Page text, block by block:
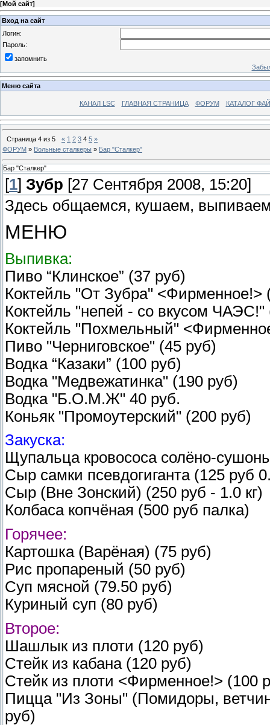
[Мой сайт]
Вход на сайт
Логин:
Пароль:
запомнить
Меню сайта
КАНАЛ LSC ГЛАВНАЯ СТРАНИЦА ФОРУМ КАТАЛОГ
Страница 4 из 5 « 1 2 3 4 5 »
ФОРУМ » Вольные сталкеры » Бар "Сталкер"
Бар "Сталкер"
[1] Зубр [27 Сентября 2008, 15:20]
Здесь общаемся, кушаем,
МЕНЮ
Выпивка:
Пиво “Клинское” (37 руб)
Коктейль "От Зубра" <Фирменное!>
Коктейль "непей - со вкусом ЧАЭС!"
Коктейль "Похмельный"
Пиво "Черниговское" (45 руб)
Водка “Казаки” (100 руб)
Водка "Медвежатинка" (190 руб)
Водка "Б.О.М.Ж" 40 руб.
Коньяк "Промоутерский" (200 руб)
Закуска:
Щупальца кровососа солёно-
Сыр самки псевдогиганта (125 руб
Сыр (Вне Зонский) (250 руб - 1.0 кг)
Колбаса копчёная (500 руб палка)
Горячее:
Картошка (Варёная) (75 руб)
Рис пропареный (50 руб)
Суп мясной (79.50 руб)
Куриный суп (80 руб)
Второе:
Шашлык из плоти (120 руб)
Стейк из кабана (120 руб)
Стейк из плоти <Фирменное!> (100
Пицца "Из Зоны" (Помидоры,
руб)